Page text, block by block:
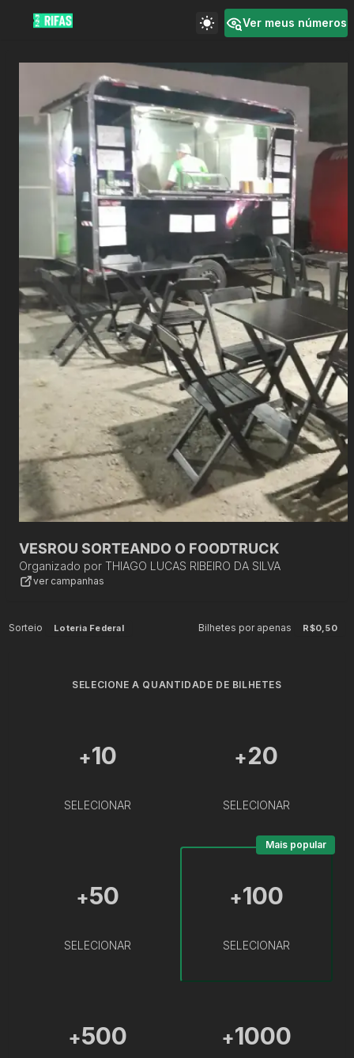
Ver meus números
VESROU SORTEANDO O FOODTRUCK
Organizado por THIAGO LUCAS RIBEIRO DA SILVA
ver campanhas
Sorteio Loteria Federal Bilhetes por apenas R$0,50
SELECIONE A QUANTIDADE DE BILHETES
+10
SELECIONAR
+20
SELECIONAR
+50
SELECIONAR
+100
SELECIONAR
Mais popular
+500 +1000